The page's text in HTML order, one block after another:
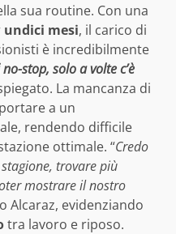
sua routine. Con una
undici mesi, il carico di
è incredibilmente
stop, solo a volte c’è
La mancanza di
a un
rendendo difficile
ottimale. “Credo
trovare più
mostrare il nostro
Alcaraz, evidenziando
tra lavoro e riposo.